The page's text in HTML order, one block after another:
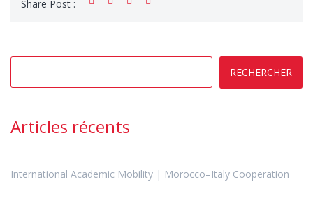
Share Post :
RECHERCHER
Articles récents
International Academic Mobility | Morocco–Italy Cooperation